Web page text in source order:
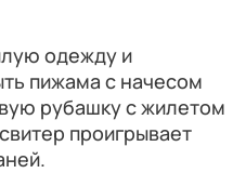
одежду и
пижама с начесом
рубашку с жилетом
проигрывает